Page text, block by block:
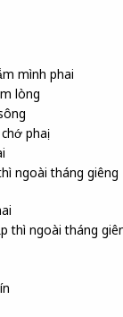
mình phai
lòng
phaị
ngoài tháng giêng
thì ngoài tháng